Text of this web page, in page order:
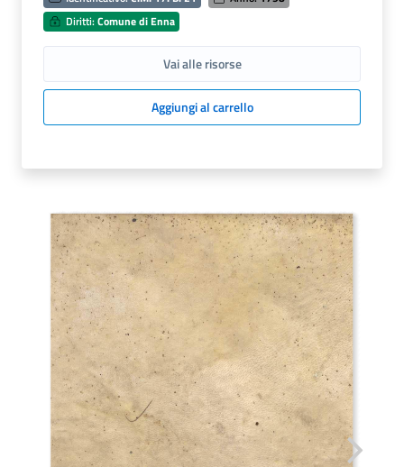
Diritti:Comune di Enna
Vai alle risorse
Aggiungi al carrello